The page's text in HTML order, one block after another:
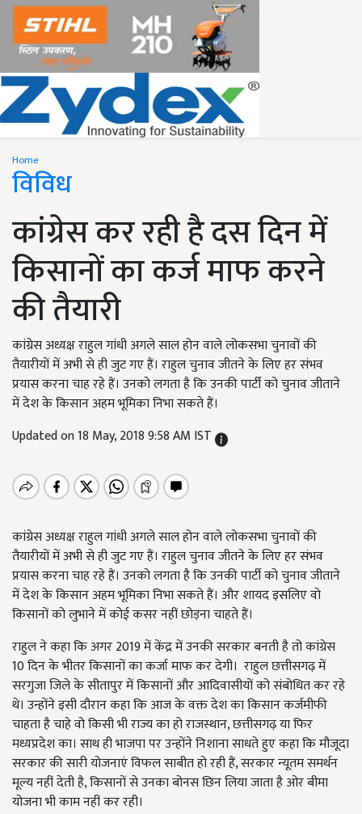
Home
विविध
कांग्रेस कर रही है दस दिन में
किसानों का कर्ज माफ करने
की तैयारी
कांग्रेस अध्यक्ष राहुल गांधी अगले साल होन वाले लोकसभा चुनावों की
तैयारीयों में अभी से ही जुट गए हैं। राहुल चुनाव जीतने के लिए हर संभव
प्रयास करना चाह रहे हैं। उनको लगता है कि उनकी पार्टी को चुनाव जीताने
में देश के किसान अहम भूमिका निभा सकते हैं।
Updated on 18 May, 2018 9:58 AM IST
कांग्रेस अध्यक्ष राहुल गांधी अगले साल होन वाले लोकसभा चुनावों की
तैयारीयों में अभी से ही जुट गए हैं। राहुल चुनाव जीतने के लिए हर संभव
प्रयास करना चाह रहे हैं। उनको लगता है कि उनकी पार्टी को चुनाव जीताने
में देश के किसान अहम भूमिका निभा सकते हैं। और शायद इसलिए वो
किसानों को लुभाने में कोई कसर नहीं छोड़ना चाहते हैं।
राहुल ने कहा कि अगर 2019 में केंद्र में उनकी सरकार बनती है तो कांग्रेस
10 दिन के भीतर किसानों का कर्जा माफ कर देगी। राहुल छत्तीसगढ़ में
सरगुजा जिले के सीतापुर में किसानों और आदिवासीयों को संबोधित कर रहे
थे। उन्होंने इसी दौरान कहा कि आज के वक्त देश का किसान कर्जमीफी
चाहता है चाहे वो किसी भी राज्य का हो राजस्थान, छत्तीसगढ़ या फिर
मध्यप्रदेश का। साथ ही भाजपा पर उन्होंने निशाना साधते हुए कहा कि मौजूदा
सरकार की सारी योजनाएं विफल साबीत हो रही हैं, सरकार न्यूतम समर्थन
मूल्य नहीं देती है, किसानों से उनका बोनस छिन लिया जाता है ओर बीमा
योजना भी काम नहीं कर रही।